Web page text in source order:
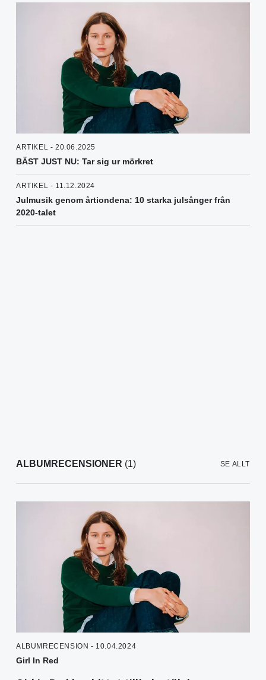
ARTIKEL - 20.06.2025
BÄST JUST NU: Tar sig ur mörkret
ARTIKEL - 11.12.2024
Julmusik genom årtiondena: 10 starka julsånger från
2020-talet
ALBUMRECENSIONER (1) SE ALLT
ALBUMRECENSION - 10.04.2024
Girl In Red